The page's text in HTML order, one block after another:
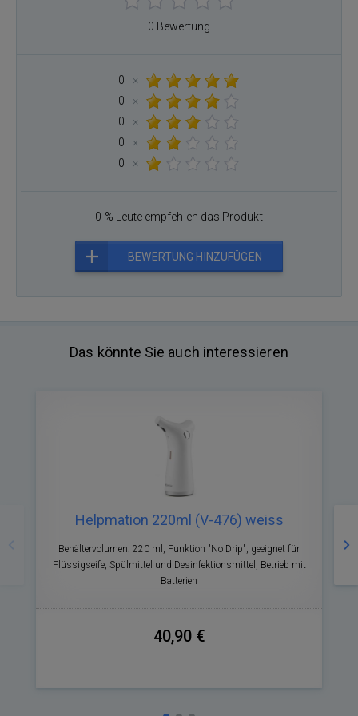
0 Bewertung
0
×
0
×
0
×
0
×
0
×
0 % Leute empfehlen das Produkt
BEWERTUNG HINZUFÜGEN
Das könnte Sie auch interessieren
Helpmation 220ml (V-476) weiss
Behältervolumen: 220 ml, Funktion "No Drip", geeignet für
Flüssigseife, Spülmittel und Desinfektionsmittel, Betrieb mit
Batterien
40,90 €